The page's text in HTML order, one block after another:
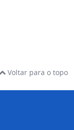
Voltar para o topo